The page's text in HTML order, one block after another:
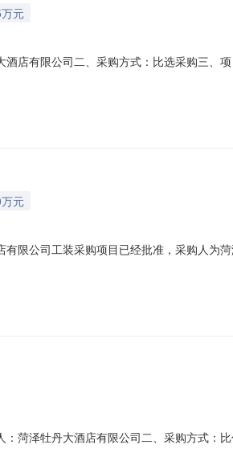
元
店有限公司二、采购方式：比选采购三、
元
限公司工装采购项目已经批准，采购人为
式西裤21条、女式长袖衬衫42件。总控制
菏泽牡丹大酒店有限公司二、采购方式：